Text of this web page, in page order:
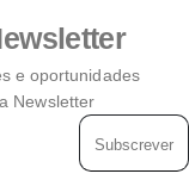
e oportunidades
Newsletter
Subscrever